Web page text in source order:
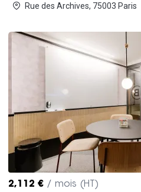
Rue des Archives, 75003 Paris
2,112 € / mois (HT)